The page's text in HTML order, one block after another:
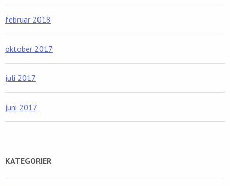
februar 2018
oktober 2017
juli 2017
juni 2017
KATEGORIER